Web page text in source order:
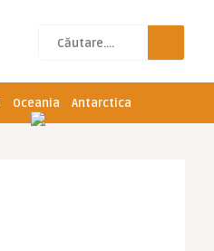
Oceania Antarctica